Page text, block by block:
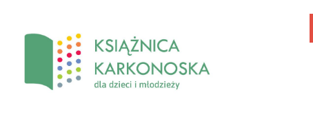
zawartości
nawigacji
paska